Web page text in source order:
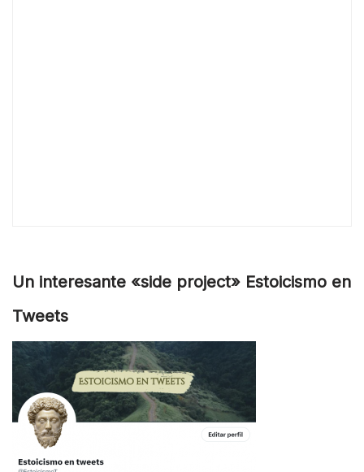
Un interesante «side project» Estoicismo en
Tweets